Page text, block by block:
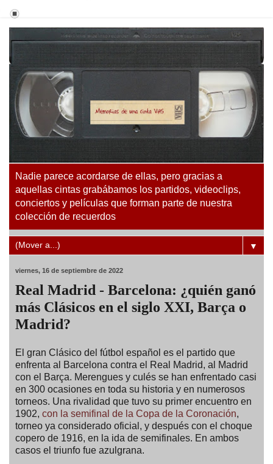
Nadie parece acordarse de ellas, pero gracias a
aquellas cintas grabábamos los partidos, videoclips,
conciertos y películas que forman parte de nuestra
colección de recuerdos
▼
viernes, 16 de septiembre de 2022
Real Madrid - Barcelona: ¿quién ganó
más Clásicos en el siglo XXI, Barça o
Madrid?
El gran Clásico del fútbol español es el partido que
enfrenta al Barcelona contra el Real Madrid, al Madrid
con el Barça. Merengues y culés se han enfrentado casi
en 300 ocasiones en toda su historia y en numerosos
torneos. Una rivalidad que tuvo su primer encuentro en
1902, con la semifinal de la Copa de la Coronación,
torneo ya considerado oficial, y después con el choque
copero de 1916, en la ida de semifinales. En ambos
casos el triunfo fue azulgrana.